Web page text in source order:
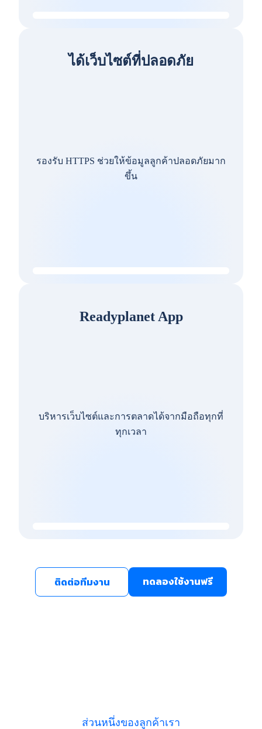
ได้เว็บไซต์ที่ปลอดภัย
รองรับ HTTPS ช่วยให้ข้อมูลลูกค้าปลอดภัยมาก
ขึ้น
Readyplanet App
บริหารเว็บไซต์และการตลาดได้จากมือถือทุกที่
ทุกเวลา
ติดต่อทีมงาน ทดลองใช้งานฟรี
ส่วนหนึ่งของลูกค้าเรา